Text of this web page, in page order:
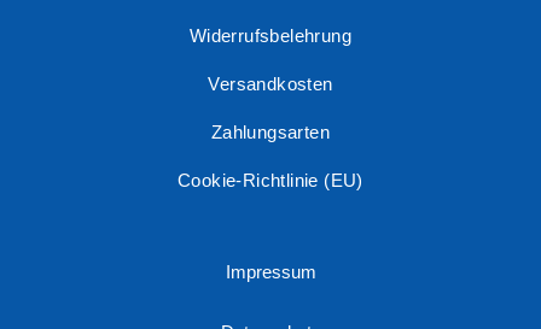
Widerrufsbelehrung
Versandkosten
Zahlungsarten
Cookie-Richtlinie (EU)
Impressum